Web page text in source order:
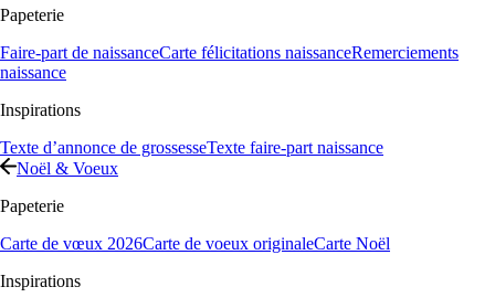
Papeterie
Faire-part de naissanceCarte félicitations naissanceRemerciements
naissance
Inspirations
Texte d’annonce de grossesseTexte faire-part naissance
Noël & Voeux
Papeterie
Carte de vœux 2026Carte de voeux originaleCarte Noël
Inspirations